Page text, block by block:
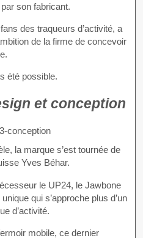
son fabricant.
des traqueurs d’activité, a
de la firme de concevoir
été possible.
et conception
la marque s’est tournée de
Yves Béhar.
le UP24, le Jawbone
qui s’approche plus d’un
d’activité.
mobile, ce dernier